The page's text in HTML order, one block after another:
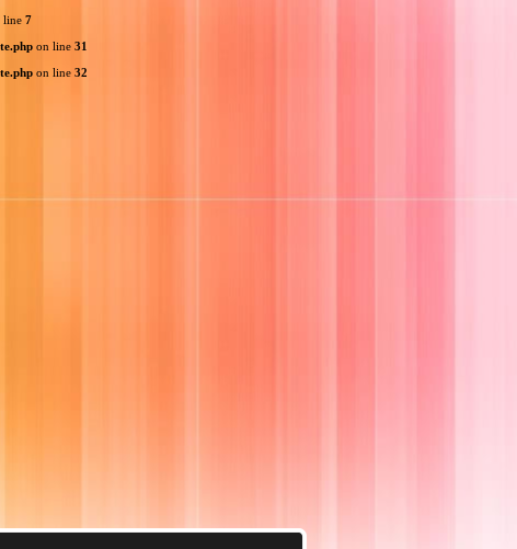
line 7
on line 31
on line 32